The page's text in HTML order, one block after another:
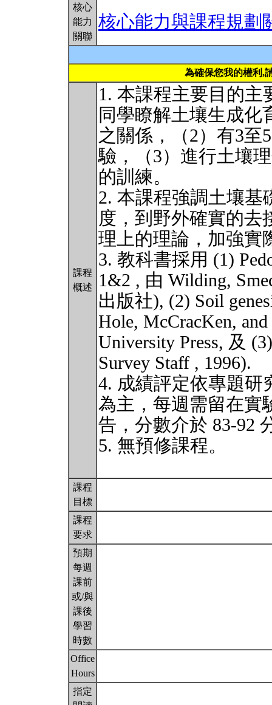
核心
能力
關聯
核心能力與課程規劃
為確保您我的權利,
課程
概述
1. 本課程主要目的主
同學瞭解土壤生成化
之關係，（2）有3至
驗，（3）進行土壤
的訓練。
2. 本課程強調土壤基
度，到野外確實的去
理上的理論，加強實
3. 教科書採用 (1)
1&2 , 由 Wilding,
出版社), (2) Soil
Hole, McCracKen,
University Press, 及
Survey Staff , 1996).
4. 成績評定依專題研
為主，每週需留在實
告，分數介於 83-92
5. 無預修課程。
課程
目標
課程
要求
預期
每週
課前
或/與
課後
學習
時數
Office
Hours
指定